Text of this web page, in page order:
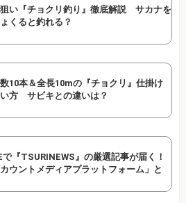
い『チョクリ釣り』徹底解説 サカナを
くると釣れる？
10本＆全長10mの『チョクリ』仕掛け
方 サビキとの違いは？
で『TSURINEWS』の厳選記事が届く！
カウントメディアプラットフォーム」と